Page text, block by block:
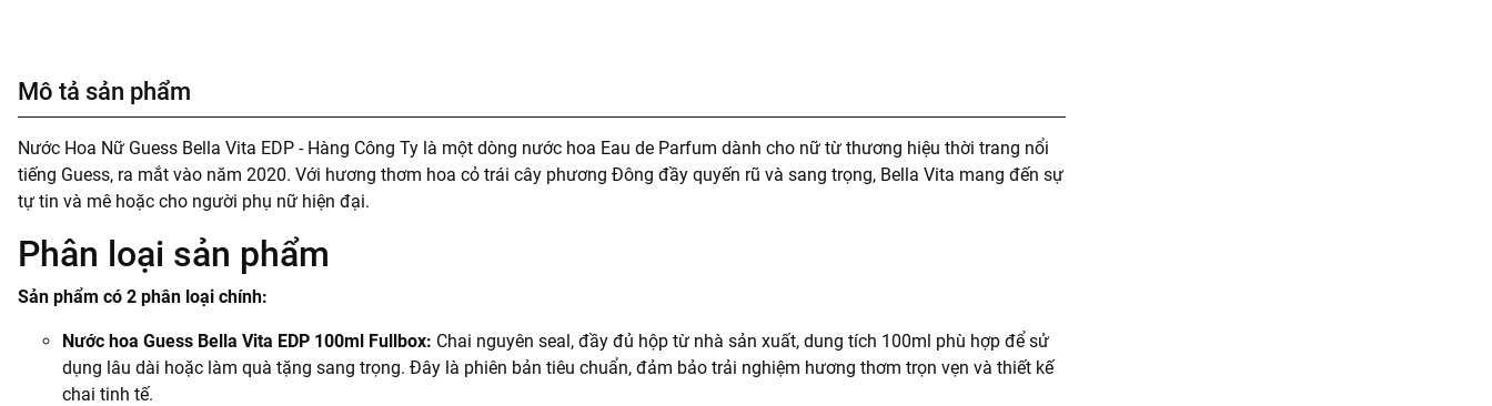
Mô tả sản phẩm
Nước Hoa Nữ Guess Bella Vita EDP - Hàng Công Ty là một dòng nước hoa Eau de Parfum dành cho nữ từ thương hiệu thời trang nổi
tiếng Guess, ra mắt vào năm 2020. Với hương thơm hoa cỏ trái cây phương Đông đầy quyến rũ và sang trọng, Bella Vita mang đến sự
tự tin và mê hoặc cho người phụ nữ hiện đại.
Phân loại sản phẩm
Sản phẩm có 2 phân loại chính:
Nước hoa Guess Bella Vita EDP 100ml Fullbox: Chai nguyên seal, đầy đủ hộp từ nhà sản xuất, dung tích 100ml phù hợp để sử
dụng lâu dài hoặc làm quà tặng sang trọng. Đây là phiên bản tiêu chuẩn, đảm bảo trải nghiệm hương thơm trọn vẹn và thiết kế
chai tinh tế.